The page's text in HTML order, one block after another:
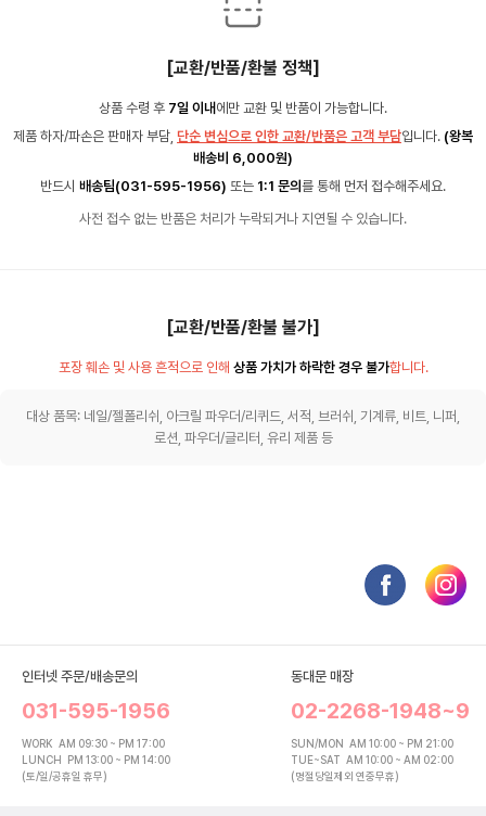
[교환/반품/환불 정책]
상품 수령 후 7일 이내 에만 교환 및 반품이 가능합니다.
제품 하자/파손은 판매자 부담, 단순 변심으로 인한 교환/반품은 고객 부담입니다. (왕복
배송비 6,000원)
반드시 배송팀(031-595-1956) 또는 1:1 문의 를 통해 먼저 접수해주세요.
사전 접수 없는 반품은 처리가 누락되거나 지연될 수 있습니다.
[교환/반품/환불 불가]
포장 훼손 및 사용 흔적으로 인해 상품 가치가 하락한 경우 불가합니다.
대상 품목: 네일/젤폴리쉬, 아크릴 파우더/리퀴드, 서적, 브러쉬, 기계류, 비트, 니퍼,
로션, 파우더/글리터, 유리 제품 등
인터넷 주문/배송문의
031-595-1956
WORK AM 09:30 ~ PM 17:00
LUNCH
PM 13:00 ~ PM 14:00
(토/일/공휴일 휴무)
동대문 매장
02-2268-1948~9
SUN/MON AM 10:00 ~ PM 21:00
TUE~SAT AM 10:00 ~ AM 02:00
(명절당일제외 연중무휴)